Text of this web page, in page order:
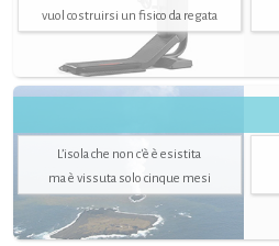
vuol costruirsi un fisico da regata
L’isola che non c'è è esistita
ma è vissuta solo cinque mesi